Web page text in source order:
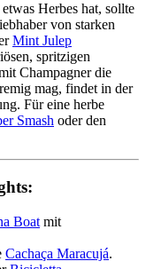
Herbes hat, sollte
von starken
Mint Julep
spritzigen
Champagner die
mag, findet in der
Für eine herbe
Smash oder den
Boat mit
Cachaça Maracujá.